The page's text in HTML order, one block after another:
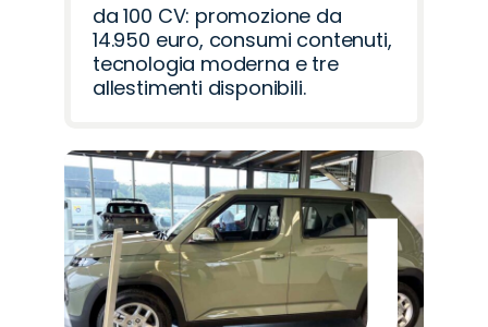
da 100 CV: promozione da
14.950 euro, consumi contenuti,
tecnologia moderna e tre
allestimenti disponibili.